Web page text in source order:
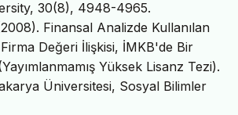
30(8), 4948-4965.
Finansal Analizde Kullanılan
Değeri İlişkisi, İMKB'de Bir
Yüksek Lisanz Tezi).
Üniversitesi, Sosyal Bilimler